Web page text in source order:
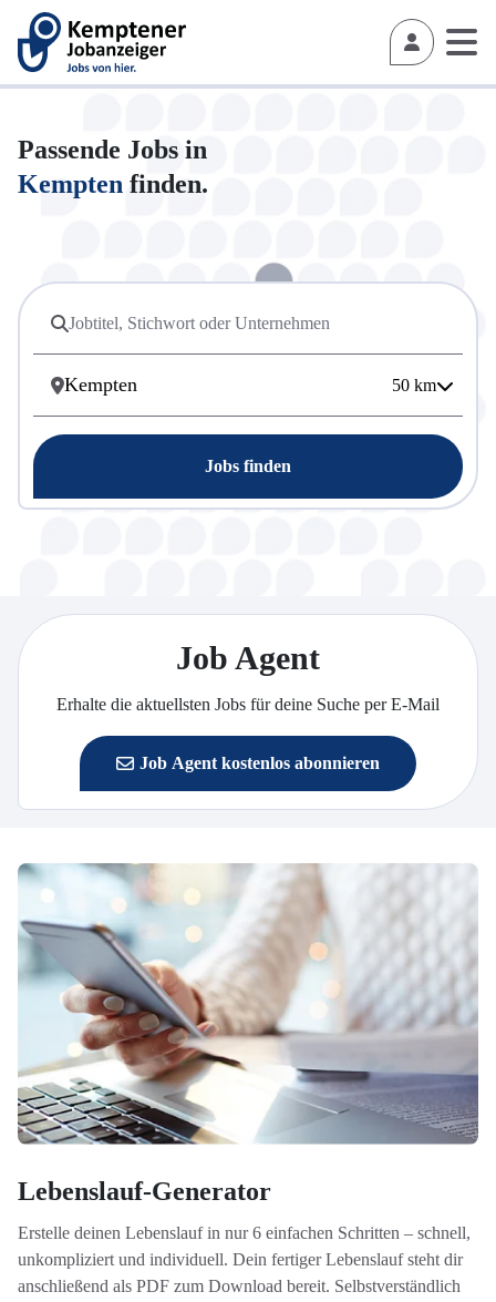
Passende Jobs in
Kempten finden.
50 km
Jobs finden
Job Agent
Erhalte die aktuellsten Jobs für deine Suche per E-Mail
Job Agent kostenlos abonnieren
Lebenslauf-Generator
Erstelle deinen Lebenslauf in nur 6 einfachen Schritten – schnell,
unkompliziert und individuell. Dein fertiger Lebenslauf steht dir
anschließend als PDF zum Download bereit. Selbstverständlich